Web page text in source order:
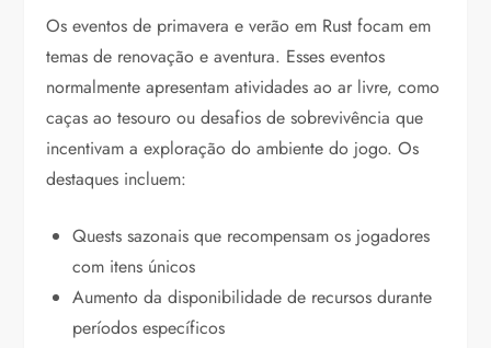
Os eventos de primavera e verão em Rust focam em
temas de renovação e aventura. Esses eventos
normalmente apresentam atividades ao ar livre, como
caças ao tesouro ou desafios de sobrevivência que
incentivam a exploração do ambiente do jogo. Os
destaques incluem:
Quests sazonais que recompensam os jogadores
com itens únicos
Aumento da disponibilidade de recursos durante
períodos específicos